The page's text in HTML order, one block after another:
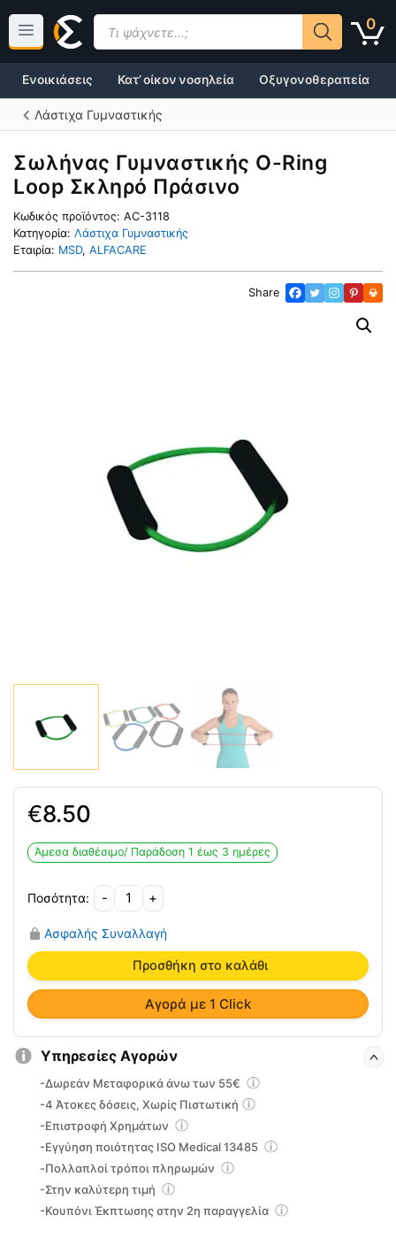
περιεχόμενο
0
Products
search
Κατ’ οίκον νοσηλεία Οξυγονοθεραπεία
Ενοικιάσεις
Λάστιχα Γυμναστικής
Σωλήνας Γυμναστικής O-Ring
Loop Σκληρό Πράσινο
Κωδικός προϊόντος: AC-3118
Κατηγορία: Λάστιχα Γυμναστικής
Εταιρία: MSD, ALFACARE
Share
8.50
€
Άμεσα διαθέσιμο/ Παράδoση 1 έως 3 ημέρες
-
Σωλήνας
Γυμναστικής
O-
Ring
Loop
Σκληρό
Πράσινο
ποσότητα
+
Ασφαλής Συναλλαγή
Προσθήκη στο καλάθι
Αγορά με 1 Click
Υπηρεσίες Αγορών
-Δωρεάν Μεταφορικά άνω των 55€
-4 Άτοκες δόσεις, Χωρίς Πιστωτική
-Επιστροφή Χρημάτων
-Εγγύηση ποιότητας ISO Medical 13485
-Πολλαπλοί τρόποι πληρωμών
-Στην καλύτερη τιμή
-Κουπόνι Έκπτωσης στην 2η παραγγελία